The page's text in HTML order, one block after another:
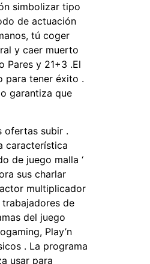
simbolizar tipo
de actuación
tú coger
y caer muerto
y 21+3 .El
para tener éxito .
garantiza que
ofertas subir .
característica
de juego malla ‘
sus charlar
multiplicador
de
del juego
Play’n
. La programa
usar para